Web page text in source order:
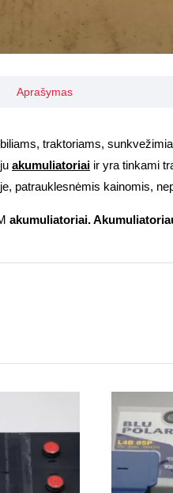
Aprašymas
traktoriams,
akumuliatoriai ir yra tinkami
patrauklesnėmis kainomis,
akumuliatoriai.